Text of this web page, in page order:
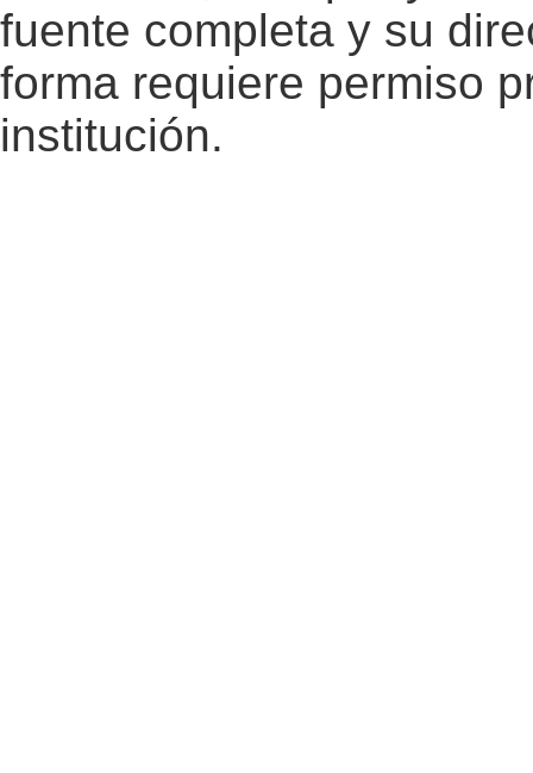
fuente completa y su
forma requiere permiso
institución.